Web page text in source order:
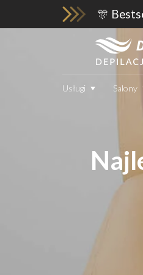
🎊
Usługi Salony